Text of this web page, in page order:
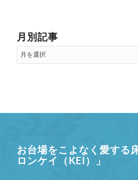
月別記事
お台場をこよなく愛する
ロンケイ（KEI）」